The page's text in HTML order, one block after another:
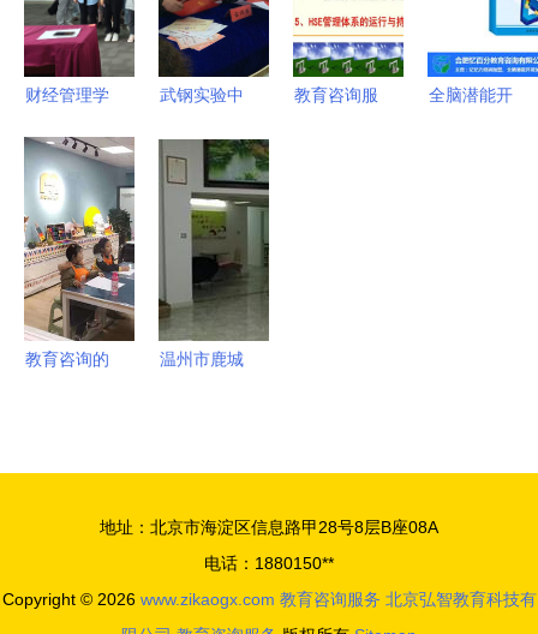
想起航
院扎实推进
本科教育教
学审核评估
家门口
财经管理学
蝶基地第10
期订单班招
生公告 开
启你的财会
职业新征程
武钢实验中
启动教育咨
询，武汉小
学家长迎新
轮选择
教育咨询服
全脑潜能开
教育咨询的
温州市鹿城
服务引领者
地址：北京市海淀区信息路甲28号8层B座08A
电话：1880150**
Copyright © 2026 www.zikaogx.com 教育咨询服务 北京弘智教育科技有